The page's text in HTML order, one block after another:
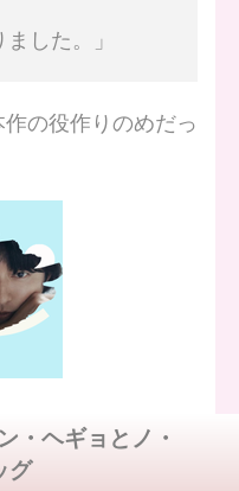
した。」
の役作りのめだっ
・ヘギョとノ・
グ